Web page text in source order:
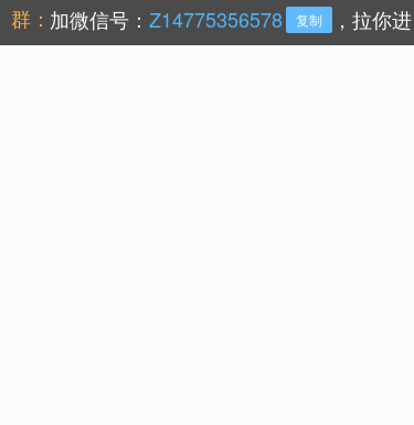
群： 加微信号： Z14775356578 复制 ，拉你进